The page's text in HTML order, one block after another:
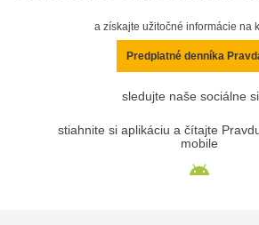
a získajte užitočné informácie na
Predplatné denníka
sledujte naše sociálne
stiahnite si aplikáciu a čítajte
mobile